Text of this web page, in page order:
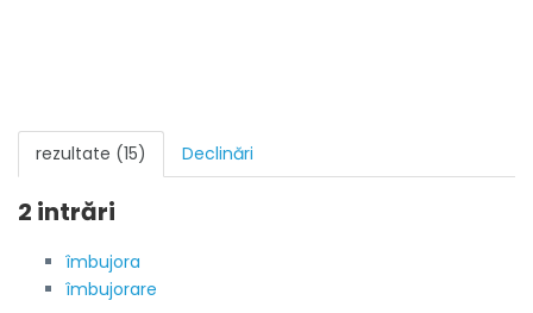
rezultate (15) Declinări
2 intrări
îmbujora
îmbujorare